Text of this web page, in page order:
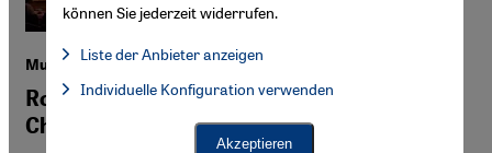
Musikalischer Dialog in der Kölner Philharmonie
Romanzen zwischen Muslimen und
Christen
können Sie jederzeit widerrufen.
Liste der Anbieter anzeigen
Facebook Embed / Facebook Connect, Google Maps Embed,
Facebook Embed / Facebook Connect
Individuelle Konfiguration verwenden
Akzeptieren